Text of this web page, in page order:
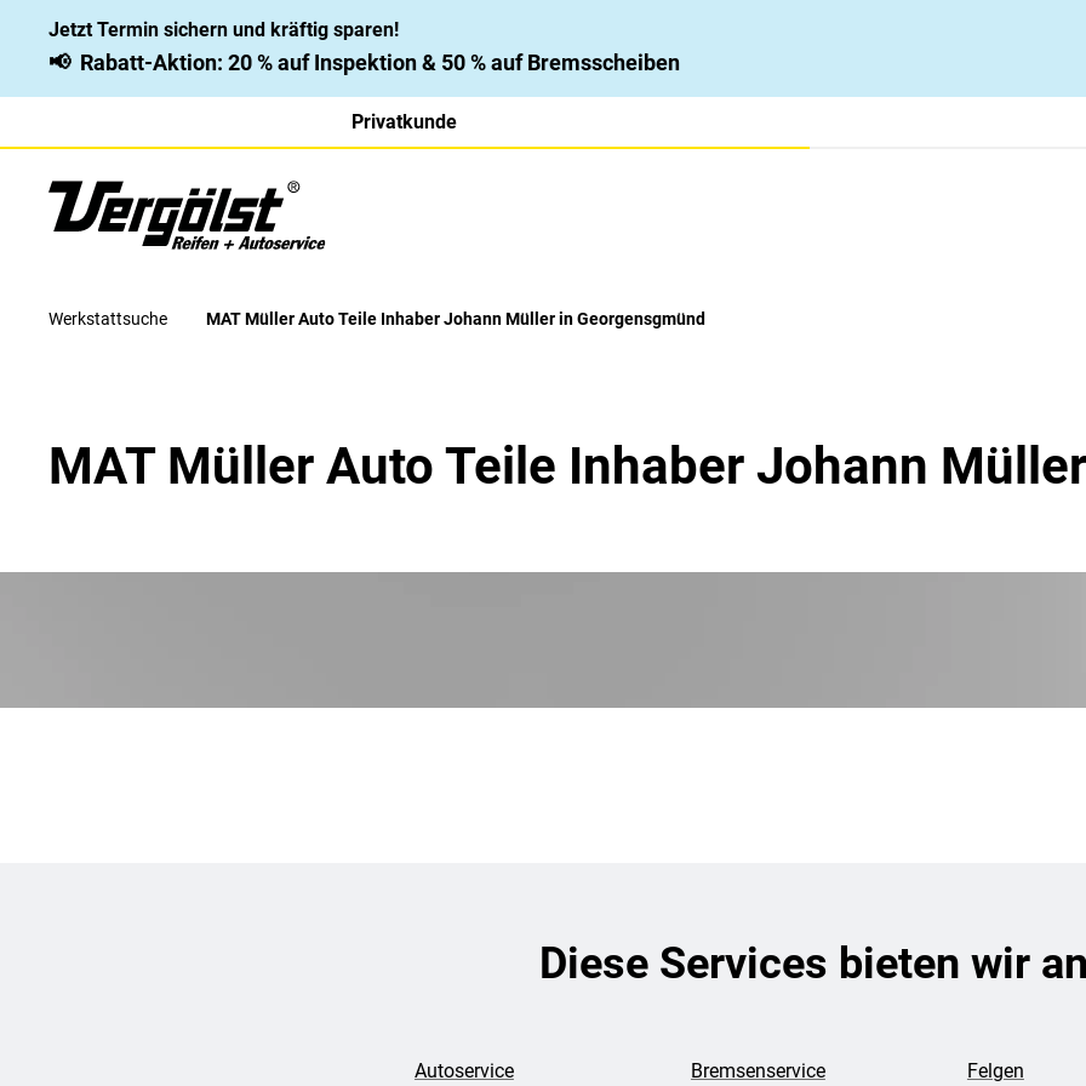
Jetzt Termin sichern und kräftig sparen!
📢 Rabatt-Aktion: 20 % auf Inspektion & 50 % auf Bremsscheiben
Privatkunde
Werkstattsuche MAT Müller Auto Teile Inhaber Johann Müller in Georgensgmünd
MAT Müller Auto Teile Inhaber Johann
Diese Services bieten wir
Autoservice Bremsenservice Felgen